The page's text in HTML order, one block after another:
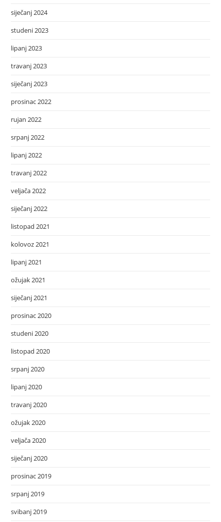
siječanj 2024
studeni 2023
lipanj 2023
travanj 2023
siječanj 2023
prosinac 2022
rujan 2022
srpanj 2022
lipanj 2022
travanj 2022
veljača 2022
siječanj 2022
listopad 2021
kolovoz 2021
lipanj 2021
ožujak 2021
siječanj 2021
prosinac 2020
studeni 2020
listopad 2020
srpanj 2020
lipanj 2020
travanj 2020
ožujak 2020
veljača 2020
siječanj 2020
prosinac 2019
srpanj 2019
svibanj 2019